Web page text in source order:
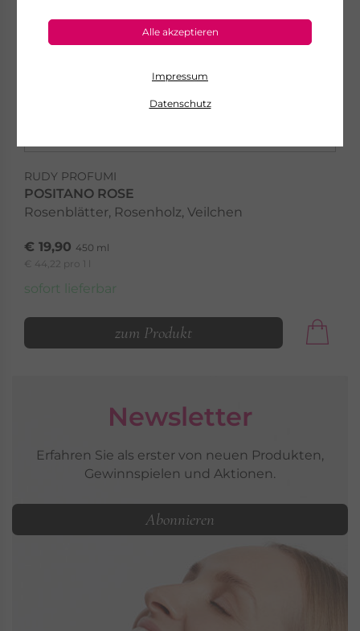
Alle akzeptieren
Impressum
Datenschutz
RUDY PROFUMI
POSITANO ROSE
Rosenblätter, Rosenholz, Veilchen
€ 19,90 450 ml
€ 44,22 pro 1 l
sofort lieferbar
zum Produkt
Newsletter
Erfahren Sie als erster von neuen Produkten,
Gewinnspielen und Aktionen.
Abonnieren